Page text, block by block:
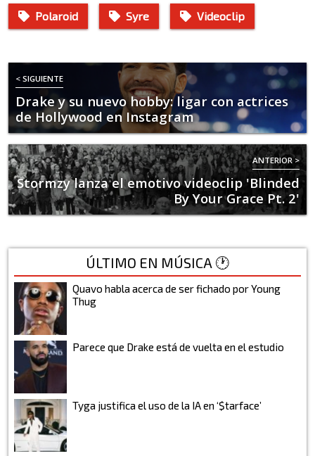
Polaroid Syre Videoclip
< SIGUIENTE
Drake y su nuevo hobby: ligar con actrices
de Hollywood en Instagram
ANTERIOR >
Stormzy lanza el emotivo videoclip 'Blinded
By Your Grace Pt. 2'
ÚLTIMO EN MÚSICA 🕐
Quavo habla acerca de ser fichado por Young
Thug
Parece que Drake está de vuelta en el estudio
Tyga justifica el uso de la IA en ‘$tarface’